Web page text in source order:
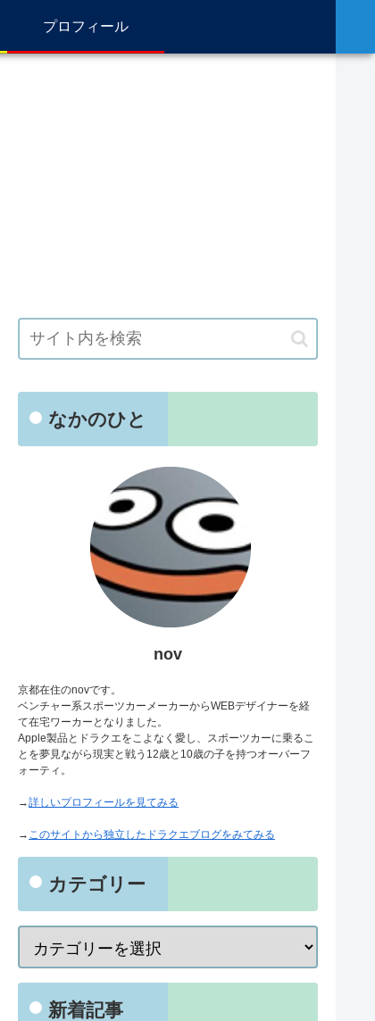
プロフィール
なかのひと
nov
京都在住のnovです。
ベンチャー系スポーツカーメーカーからWEBデザイナーを経
て在宅ワーカーとなりました。
Apple製品とドラクエをこよなく愛し、スポーツカーに乗るこ
とを夢見ながら現実と戦う12歳と10歳の子を持つオーバーフ
ォーティ。
→詳しいプロフィールを見てみる
→ このサイトから独立したドラクエブログをみてみる
カテゴリー
新着記事